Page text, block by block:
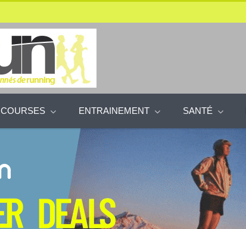
COURSES ENTRAINEMENT SANTÉ